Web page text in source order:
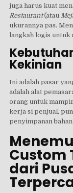
juga harus kuat
Restaurant(atau
ukurannya pas.
langkah logis untuk
Kekinian
Ini adalah pasar
adalah alat
orang untuk
kerja si penjual,
penyimpanan
Custom
dari